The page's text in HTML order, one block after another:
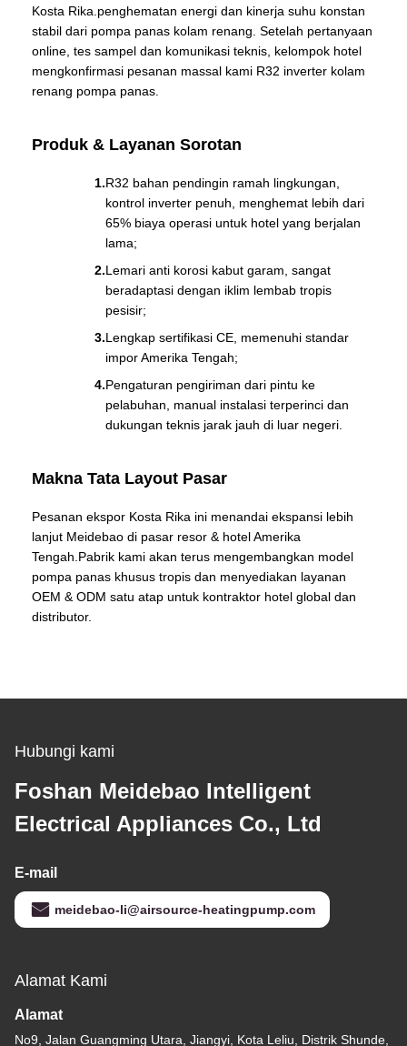
Kosta Rika.penghematan energi dan kinerja suhu konstan
stabil dari pompa panas kolam renang. Setelah pertanyaan
online, tes sampel dan komunikasi teknis, kelompok hotel
mengkonfirmasi pesanan massal kami R32 inverter kolam
renang pompa panas.
Produk & Layanan Sorotan
R32 bahan pendingin ramah lingkungan,
kontrol inverter penuh, menghemat lebih dari
65% biaya operasi untuk hotel yang berjalan
lama;
Lemari anti korosi kabut garam, sangat
beradaptasi dengan iklim lembab tropis
pesisir;
Lengkap sertifikasi CE, memenuhi standar
impor Amerika Tengah;
Pengaturan pengiriman dari pintu ke
pelabuhan, manual instalasi terperinci dan
dukungan teknis jarak jauh di luar negeri.
Makna Tata Layout Pasar
Pesanan ekspor Kosta Rika ini menandai ekspansi lebih
lanjut Meidebao di pasar resor & hotel Amerika
Tengah.Pabrik kami akan terus mengembangkan model
pompa panas khusus tropis dan menyediakan layanan
OEM & ODM satu atap untuk kontraktor hotel global dan
distributor.
Hubungi kami
Foshan Meidebao Intelligent
Electrical Appliances Co., Ltd
E-mail
meidebao-li@airsource-heatingpump.com
Alamat Kami
Alamat
No9, Jalan Guangming Utara, Jiangyi, Kota Leliu, Distrik Shunde,